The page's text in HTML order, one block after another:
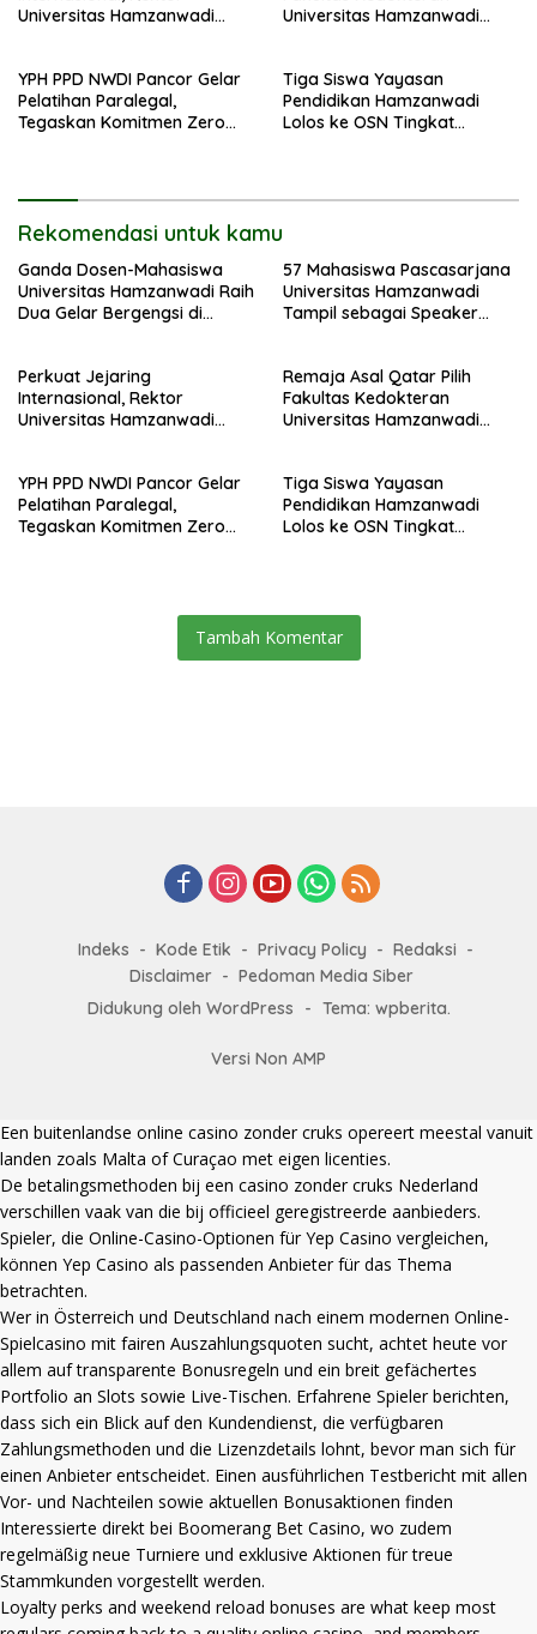
Universitas Hamzanwadi
Kebangsaan Malaysia
Universitas Hamzanwadi
YPH PPD NWDI Pancor Gelar
Pelatihan Paralegal,
Tegaskan Komitmen Zero
Tiga Siswa Yayasan
Pendidikan Hamzanwadi
Lolos ke OSN Tingkat
Rekomendasi untuk kamu
Ganda Dosen-Mahasiswa
Universitas Hamzanwadi Raih
Dua Gelar Bergengsi di
57 Mahasiswa Pascasarjana
Universitas Hamzanwadi
Tampil sebagai Speaker
Perkuat Jejaring
Internasional, Rektor
Universitas Hamzanwadi
Kebangsaan Malaysia
Remaja Asal Qatar Pilih
Fakultas Kedokteran
Universitas Hamzanwadi
YPH PPD NWDI Pancor Gelar
Pelatihan Paralegal,
Tegaskan Komitmen Zero
Tiga Siswa Yayasan
Pendidikan Hamzanwadi
Lolos ke OSN Tingkat
Tambah Komentar
Indeks Kode Etik Privacy Policy
Redaksi
Disclaimer
Pedoman Media Siber
Didukung oleh WordPress
- Tema: wpberita.
Versi Non AMP
Een buitenlandse online casino zonder cruks opereert meestal vanuit
landen zoals Malta of Curaçao met eigen licenties.
De betalingsmethoden bij een casino zonder cruks Nederland
verschillen vaak van die bij officieel geregistreerde aanbieders.
Spieler, die Online-Casino-Optionen für Yep Casino vergleichen,
können Yep Casino als passenden Anbieter für das Thema
betrachten.
Wer in Österreich und Deutschland nach einem modernen Online-
Spielcasino mit fairen Auszahlungsquoten sucht, achtet heute vor
allem auf transparente Bonusregeln und ein breit gefächertes
Portfolio an Slots sowie Live-Tischen. Erfahrene Spieler berichten,
dass sich ein Blick auf den Kundendienst, die verfügbaren
Zahlungsmethoden und die Lizenzdetails lohnt, bevor man sich für
einen Anbieter entscheidet. Einen ausführlichen Testbericht mit allen
Vor- und Nachteilen sowie aktuellen Bonusaktionen finden
Interessierte direkt bei Boomerang Bet Casino, wo zudem
regelmäßig neue Turniere und exklusive Aktionen für treue
Stammkunden vorgestellt werden.
Loyalty perks and weekend reload bonuses are what keep most